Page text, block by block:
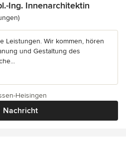
Ing. Innenarchitektin
4.8 von 5 Sternen
Leistungen. Wir kommen, hören
und Gestaltung des
Nachricht
Heisingen